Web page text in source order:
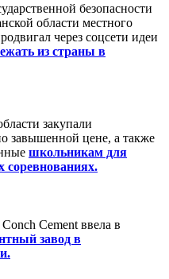
безопасности
области местного
через соцсети идеи
из страны в
закупали
завышенной цене, а также
школьникам для
соревнованиях.
Cement ввела в
завод в